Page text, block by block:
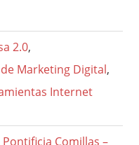
2.0,
Marketing Digital,
Internet
Comillas –